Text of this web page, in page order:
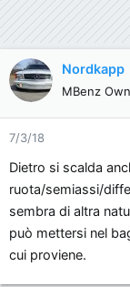
Nordkapp
MBenz
7/3/18
Dietro si scalda
ruota/semiassi/
sembra di altra
può mettersi nel
cui proviene.